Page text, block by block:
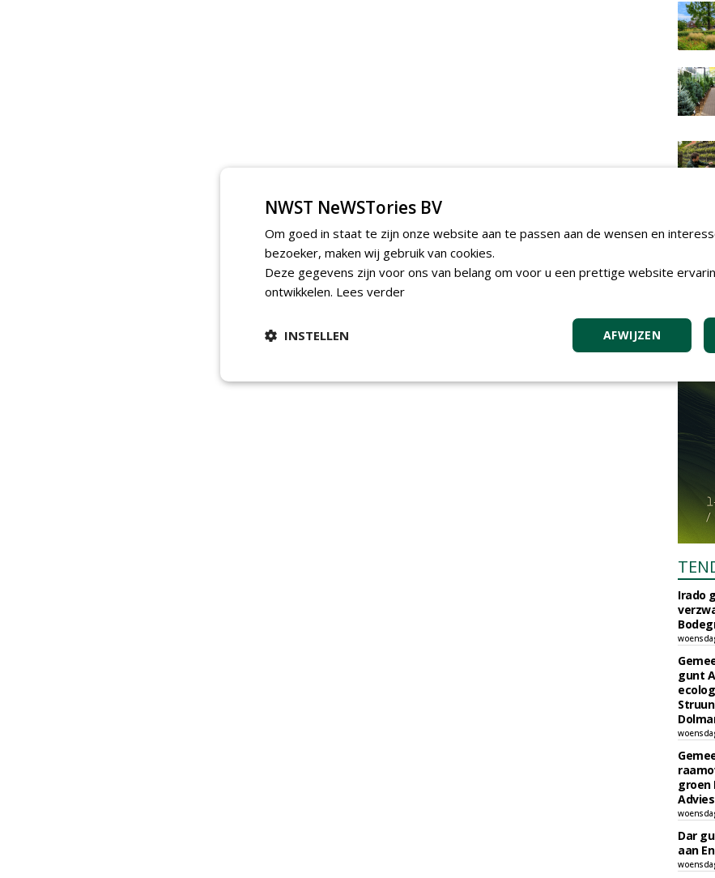
Irado
gunt
groen
Dar
aan
NWST NeWSTories BV
Om goed in staat te zijn onze website aan te passen aan de wensen en
bezoeker, maken wij gebruik van cookies.
Deze gegevens zijn voor ons van belang om voor u een prettige website
ontwikkelen. Lees verder
AFWIJZEN
INSTELLEN